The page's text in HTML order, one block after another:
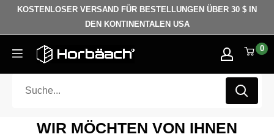
Direkt zum Inhalt
KOSTENLOSER VERSAND FÜR BESTELLUNGEN ÜBER 30 $ IN
DEN KONTINENTALEN USA
Horbäach 0
WIR MÖCHTEN VON IHNEN